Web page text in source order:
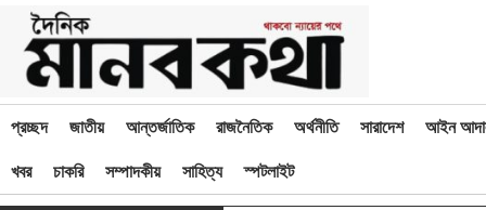
প্রচ্ছদ জাতীয় আন্তর্জাতিক রাজনৈতিক অর্থনীতি সারাদেশ আইন
খবর চাকরি সম্পাদকীয় সাহিত্য স্পটলাইট